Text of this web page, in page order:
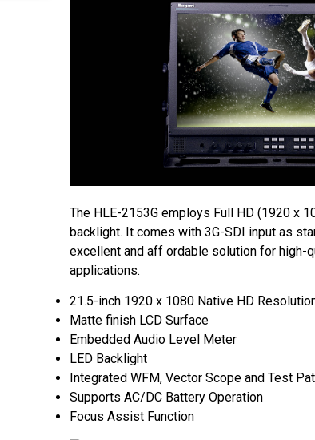
The HLE-2153G employs Full HD (1920 x
backlight. It comes with 3G-SDI input as
excellent and aff ordable solution for high-
applications.
21.5-inch 1920 x 1080 Native HD
Matte finish LCD Surface
Embedded Audio Level Meter
LED Backlight
Integrated WFM, Vector Scope and Test
Supports AC/DC Battery Operation
Focus Assist Function